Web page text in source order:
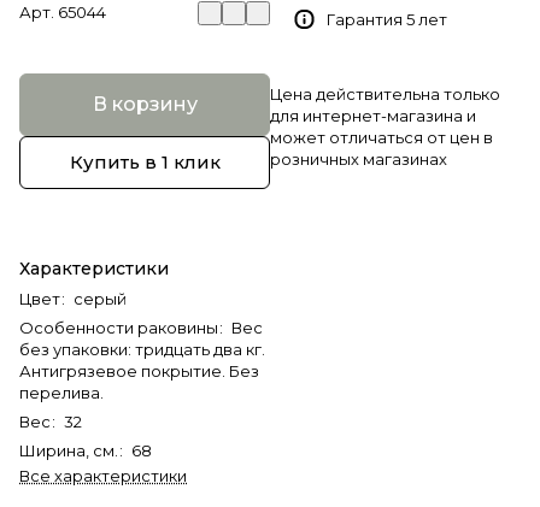
Арт. 65044
В корзину
Купить в 1 клик
Характеристики
Цвет: серый
Особенности раковины: Вес
без упаковки: тридцать два кг.
Антигрязевое покрытие. Без
перелива.
Вес: 32
Ширина, см. : 68
Все характеристики
Гарантия 5 лет
Цена действительна только
для интернет-магазина и
может отличаться от цен в
розничных магазинах